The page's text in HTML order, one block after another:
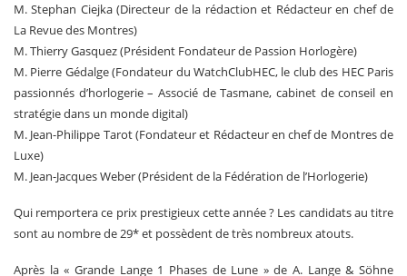
M. Stephan Ciejka (Directeur de la rédaction et Rédacteur en chef de
La Revue des Montres)
M. Thierry Gasquez (Président Fondateur de Passion Horlogère)
M. Pierre Gédalge (Fondateur du WatchClubHEC, le club des HEC Paris
passionnés d’horlogerie – Associé de Tasmane, cabinet de conseil en
stratégie dans un monde digital)
M. Jean-Philippe Tarot (Fondateur et Rédacteur en chef de Montres de
Luxe)
M. Jean-Jacques Weber (Président de la Fédération de l’Horlogerie)
Qui remportera ce prix prestigieux cette année ? Les candidats au titre
sont au nombre de 29* et possèdent de très nombreux atouts.
Après la « Grande Lange 1 Phases de Lune » de A. Lange & Söhne